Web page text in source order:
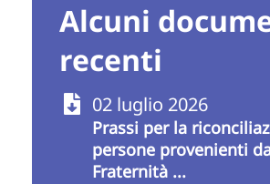
Alcuni
recenti
02 luglio 2026
Prassi per la
persone provenienti
Fraternità ...